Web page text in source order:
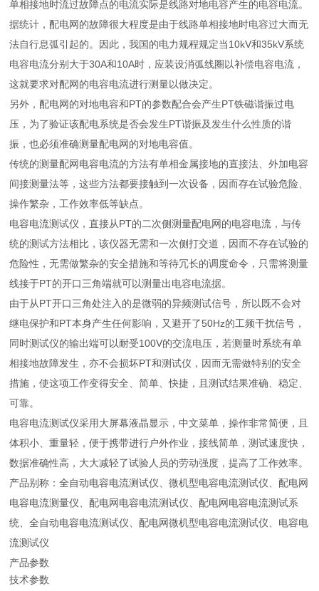
单相接地时流过故障点的电流实际是线路对地电容产生的电容电流。
据统计，配电网的故障很大程度是由于线路单相接地时电容过大而无
法自行息弧引起的。因此，我国的电力规程规定当10kV和35kV系统
电容电流分别大于30A和10A时，应装设消弧线圈以补偿电容电流，
这就要求对配网的电容电流进行测量以做决定。
另外，配电网的对地电容和PT的参数配合会产生PT铁磁谐振过电
压，为了验证该配电系统是否会发生PT谐振及发生什么性质的谐
振，也必须准确测量配电网的对地电容值。
传统的测量配网电容电流的方法有单相金属接地的直接法、外加电容
间接测量法等，这些方法都要接触到一次设备，因而存在试验危险、
操作繁杂，工作效率低等缺点。
电容电流测试仪，直接从PT的二次侧测量配电网的电容电流，与传
统的测试方法相比，该仪器无需和一次侧打交道，因而不存在试验的
危险性，无需做繁杂的安全措施和等待冗长的调度命令，只需将测量
线接于PT的开口三角端就可以测量出电容电流据。
由于从PT开口三角处注入的是微弱的异频测试信号，所以既不会对
继电保护和PT本身产生任何影响，又避开了50Hz的工频干扰信号，
同时测试仪的输出端可以耐受100V的交流电压，若测量时系统有单
相接地故障发生，亦不会损坏PT和测试仪，因而无需做特别的安全
措施，使这项工作变得安全、简单、快捷，且测试结果准确、稳定、
可靠。
电容电流测试仪采用大屏幕液晶显示，中文菜单，操作非常简便，且
体积小、重量轻，便于携带进行户外作业，接线简单，测试速度快，
数据准确性高，大大减轻了试验人员的劳动强度，提高了工作效率。
产品别称：全自动电容电流测试仪、微机型电容电流测试仪、配电网
电容电流测量仪、配电网电容电流测试仪、配电网电容电流测试系
统、全自动电容电流测试仪、配电网微机型电容电流测试仪、电容电
流测试仪
产品参数
技术参数